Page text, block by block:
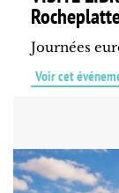
Journées
Voir cet